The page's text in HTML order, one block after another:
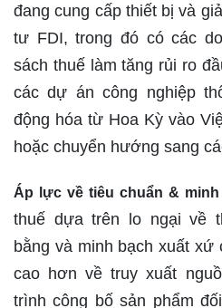
đang cung cấp thiết bị và
tư FDI, trong đó có các
sách thuế làm tăng rủi ro
các dự án công nghiệp
động hóa từ Hoa Kỳ vào
hoặc chuyển hướng sang
Áp lực về tiêu chuẩn &
thuế dựa trên lo ngại về
bằng và minh bạch xuất xứ
cao hơn về truy xuất
trình công bố sản phẩm